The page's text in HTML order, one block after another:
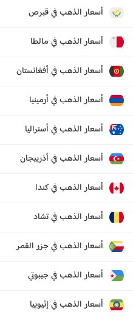
أسعار الذهب في قبرص
أسعار الذهب في مالطا
أسعار الذهب في أفغانستان
أسعار الذهب في أرمينيا
أسعار الذهب في أستراليا
أسعار الذهب في أذربيجان
أسعار الذهب في كندا
أسعار الذهب في تشاد
أسعار الذهب في جزر القمر
أسعار الذهب في جيبوتي
أسعار الذهب في إثيوبيا